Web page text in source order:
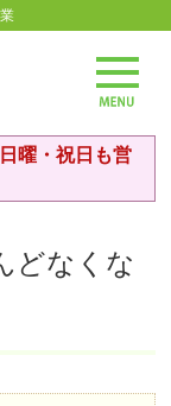
曜・祝日も営
どなくな